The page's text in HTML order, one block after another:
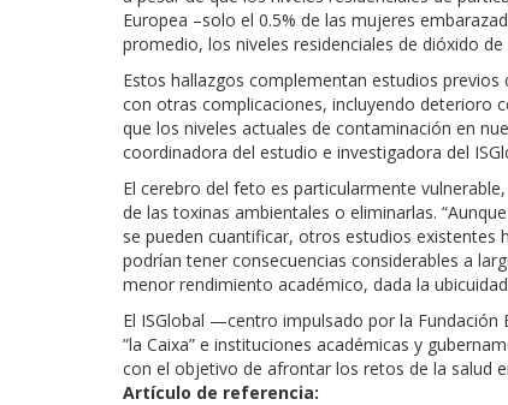
Europea –solo el 0.5% de las mujeres
promedio, los niveles residenciales de dióxido
Estos hallazgos complementan estudios previos
con otras complicaciones, incluyendo deterioro
que los niveles actuales de contaminación en
coordinadora del estudio e investigadora del
El cerebro del feto es particularmente
de las toxinas ambientales o eliminarlas.
se pueden cuantificar, otros estudios existentes
podrían tener consecuencias considerables a
menor rendimiento académico, dada la
El ISGlobal —centro impulsado por la Fundación
”la Caixa” e instituciones académicas y
con el objetivo de afrontar los retos de la salud
Artículo de referencia: